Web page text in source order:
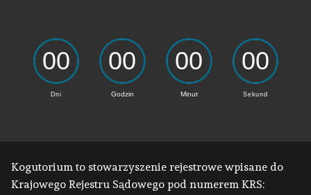
Kogutorium to stowarzyszenie rejestrowe wpisane do
Krajowego Rejestru Sądowego pod numerem KRS: